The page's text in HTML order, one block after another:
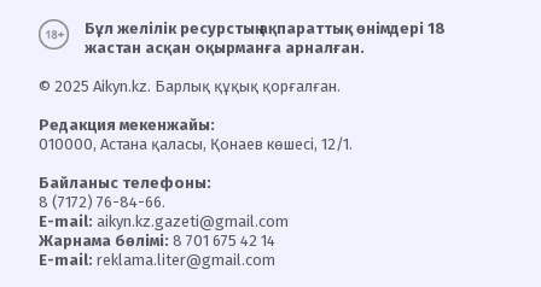
Бұл желілік ресурстың ақпараттық өнімдері 18
жастан асқан оқырманға арналған.
© 2025 Aikyn.kz. Барлық құқық қорғалған.
Редакция мекенжайы:
010000, Астана қаласы, Қонаев көшесі, 12/1.
Байланыс телефоны:
8 (7172) 76-84-66.
E-mail: aikyn.kz.gazeti@gmail.com
Жарнама бөлімі: 8 701 675 42 14
E-mail: reklama.liter@gmail.com